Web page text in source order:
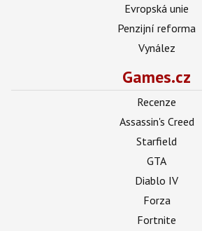
Evropská unie
Penzijní reforma
Vynález
Games.cz
Recenze
Assassin's Creed
Starfield
GTA
Diablo IV
Forza
Fortnite